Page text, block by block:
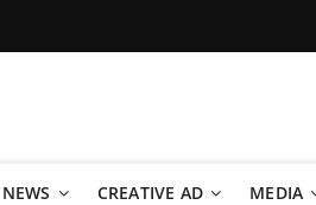
Oops!
NEWS CREATIVE AD MEDIA